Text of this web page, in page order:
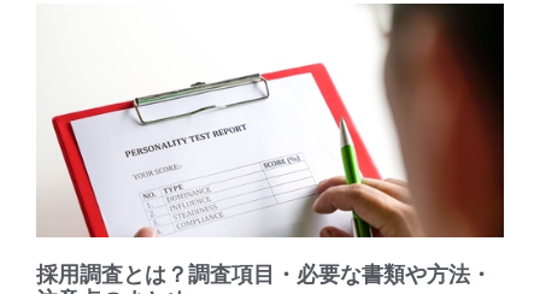
採用調査とは？調査項目・必要な書類や方法・